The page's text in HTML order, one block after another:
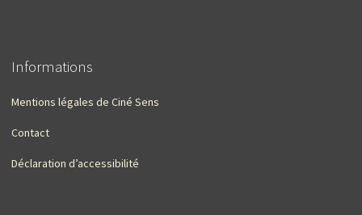
Informations
Mentions légales de Ciné Sens
Contact
Déclaration d’accessibilité